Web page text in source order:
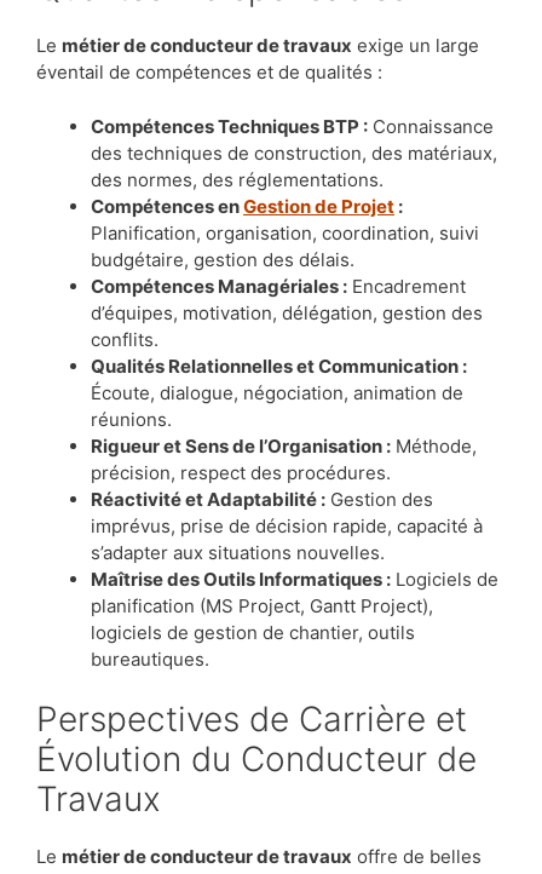
Le métier de conducteur de travaux exige un large
éventail de compétences et de qualités :
Compétences Techniques BTP : Connaissance
des techniques de construction, des matériaux,
des normes, des réglementations.
Compétences enGestion de Projet :
Planification, organisation, coordination, suivi
budgétaire, gestion des délais.
Compétences Managériales : Encadrement
d’équipes, motivation, délégation, gestion des
conflits.
Qualités Relationnelles et Communication :
Écoute, dialogue, négociation, animation de
réunions.
Rigueur et Sens de l’Organisation : Méthode,
précision, respect des procédures.
Réactivité et Adaptabilité : Gestion des
imprévus, prise de décision rapide, capacité à
s’adapter aux situations nouvelles.
Maîtrise des Outils Informatiques : Logiciels de
planification (MS Project, Gantt Project),
logiciels de gestion de chantier, outils
bureautiques.
Perspectives de Carrière et
Évolution du Conducteur de
Travaux
Le métier de conducteur de travaux offre de belles